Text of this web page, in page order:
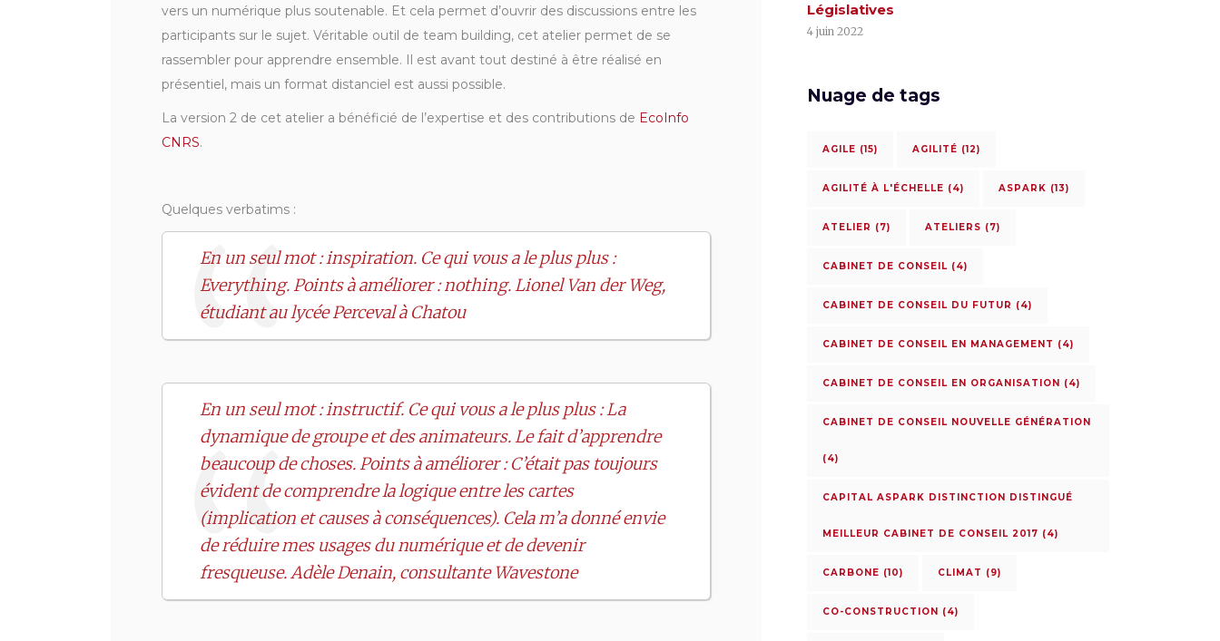
vers un numérique plus soutenable. Et cela permet d’ouvrir des discussions entre les
participants sur le sujet. Véritable outil de team building, cet atelier permet de se
rassembler pour apprendre ensemble. Il est avant tout destiné à être réalisé en
présentiel, mais un format distanciel est aussi possible.
La version 2 de cet atelier a bénéficié de l’expertise et des contributions de EcoInfo
CNRS.
Quelques verbatims :
En un seul mot : inspiration. Ce qui vous a le plus plus :
Everything. Points à améliorer : nothing. Lionel Van der Weg,
étudiant au lycée Perceval à Chatou
En un seul mot : instructif. Ce qui vous a le plus plus : La
dynamique de groupe et des animateurs. Le fait d’apprendre
beaucoup de choses. Points à améliorer : C’était pas toujours
évident de comprendre la logique entre les cartes
(implication et causes à conséquences). Cela m’a donné envie
de réduire mes usages du numérique et de devenir
fresqueuse. Adèle Denain, consultante Wavestone
Législatives
4 juin 2022
Nuage de tags
AGILE (15) AGILITÉ (12)
AGILITÉ À L'ÉCHELLE (4) ASPARK (13)
ATELIER (7) ATELIERS (7)
CABINET DE CONSEIL (4)
CABINET DE CONSEIL DU FUTUR (4)
CABINET DE CONSEIL EN MANAGEMENT (4)
CABINET DE CONSEIL EN ORGANISATION (4)
CABINET DE CONSEIL NOUVELLE GÉNÉRATION
(4)
CAPITAL ASPARK DISTINCTION DISTINGUÉ
MEILLEUR CABINET DE CONSEIL 2017 (4)
CARBONE (10) CLIMAT (9)
CO-CONSTRUCTION (4)